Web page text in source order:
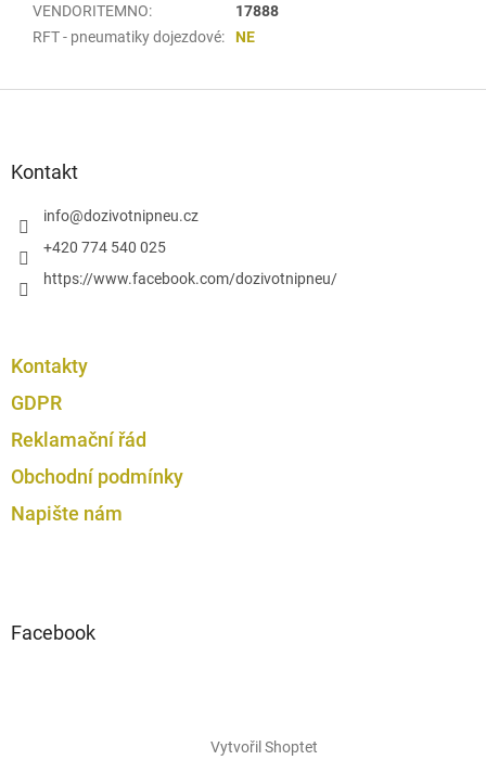
VENDORITEMNO:
17888
RFT - pneumatiky dojezdové: NE
Kontakt
info@dozivotnipneu.cz
+420 774 540 025
https://www.facebook.com/dozivotnipneu/
Kontakty
GDPR
Reklamační řád
Obchodní podmínky
Napište nám
Facebook
Vytvořil Shoptet